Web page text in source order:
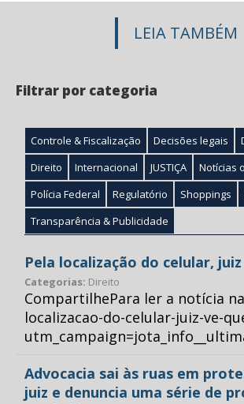
LEIA TAMBÉM
Filtrar por categoria
Controle & Fiscalização Decisões legais
Direito
Internacional JUSTIÇA
Notícias
Polícia Federal
Regulatório Shoppings
Transparência & Publicidade
Pela localização do celular,
Categorias: Direito
CompartilhePara ler a notícia
localizacao-do-celular-juiz-ve-
Advocacia sai às ruas em
juiz e denuncia uma série de